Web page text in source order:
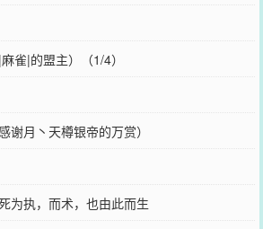
雀|的盟主）（1/4）
谢月丶天樽银帝的万赏）
为执，而术，也由此而生